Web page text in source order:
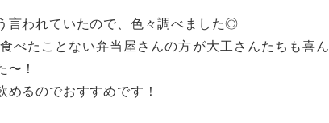
言われていたので、色々調べました◎
べたことない弁当屋さんの方が大工さんたちも喜ん
！
るのでおすすめです！